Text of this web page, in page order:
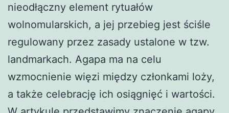
nieodłączny element rytuałów
wolnomularskich, a jej przebieg jest ściśle
regulowany przez zasady ustalone w tzw.
landmarkach. Agapa ma na celu
wzmocnienie więzi między członkami loży,
a także celebrację ich osiągnięć i wartości.